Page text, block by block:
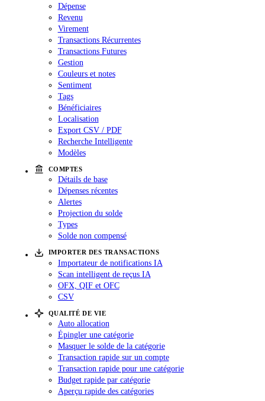
Dépense
Revenu
Virement
Transactions Récurrentes
Transactions Futures
Gestion
Couleurs et notes
Sentiment
Tags
Bénéficiaires
Localisation
Export CSV / PDF
Recherche Intelligente
Modèles
COMPTES
Détails de base
Dépenses récentes
Alertes
Projection du solde
Types
Solde non compensé
IMPORTER DES TRANSACTIONS
Importateur de notifications IA
Scan intelligent de reçus IA
OFX, QIF et OFC
CSV
QUALITÉ DE VIE
Auto allocation
Épingler une catégorie
Masquer le solde de la catégorie
Transaction rapide sur un compte
Transaction rapide pour une catégorie
Budget rapide par catégorie
Aperçu rapide des catégories